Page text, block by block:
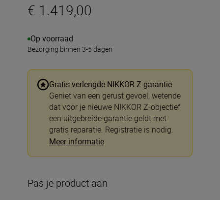
€ 1.419,00
Op voorraad
Bezorging binnen 3-5 dagen
Gratis verlengde NIKKOR Z-garantie
Geniet van een gerust gevoel, wetende
dat voor je nieuwe NIKKOR Z-objectief
een uitgebreide garantie geldt met
gratis reparatie. Registratie is nodig.
Meer informatie
Pas je product aan